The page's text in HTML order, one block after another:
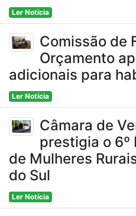
Ler Notícia
Comissão de
Orçamento
adicionais para
Ler Notícia
Câmara de
prestigia o 6º
de Mulheres
do Sul
Ler Notícia